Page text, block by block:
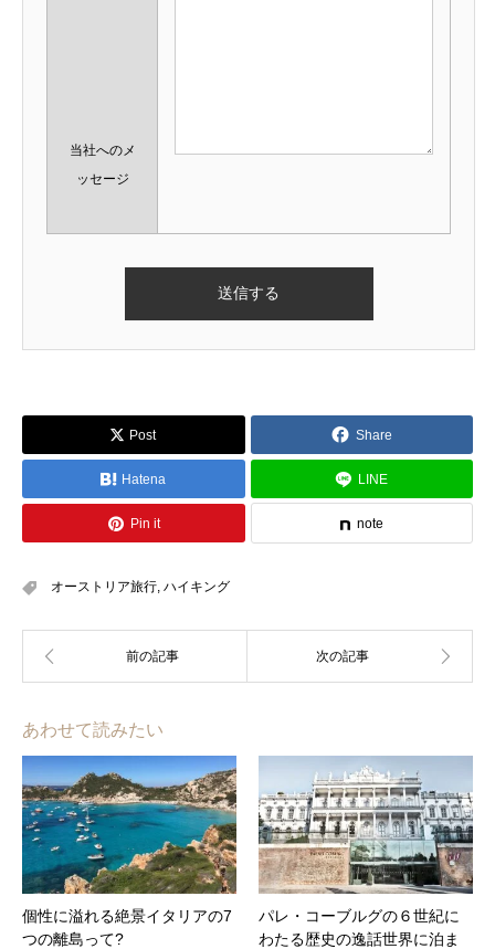
当社へのメ
ッセージ
Post Share
Hatena LINE
Pin it note
オーストリア旅行, ハイキング
あわせて読みたい
個性に溢れる絶景イタリアの7
つの離島って?
パレ・コーブルグの６世紀に
わたる歴史の逸話世界に泊ま